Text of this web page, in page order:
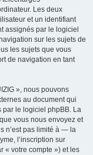
Les deux
et un identifiant
assignés par le logiciel
sur les sujets de
les sujets que vous
de navigation en tant
», nous pouvons
au document qui
par le logiciel phpBB. La
vous nous envoyez et
n’est pas limité à — la
l’inscription sur
« votre compte ») et les